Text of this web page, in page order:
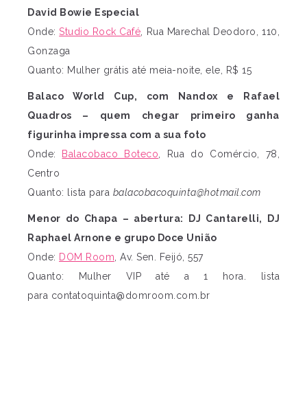
David Bowie Especial
Onde:Studio Rock Café , Rua Marechal Deodoro, 110,
Gonzaga
Quanto: Mulher grátis até meia-noite, ele, R$ 15
Balaco World Cup, com Nandox e Rafael
Quadros – quem chegar primeiro ganha
figurinha impressa com a sua foto
Onde: Balacobaco Boteco , Rua do Comércio, 78,
Centro
Quanto: lista para balacobacoquinta@hotmail.com
Menor do Chapa – abertura: DJ Cantarelli, DJ
Raphael Arnone e grupo Doce União
Onde: DOM Room , Av. Sen. Feijó, 557
Quanto: Mulher VIP até a 1 hora. lista
para contatoquinta@domroom.com.br